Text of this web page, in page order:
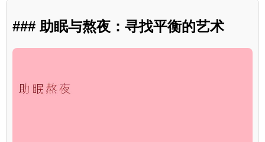
### 助眠与熬夜：寻找平衡的艺术